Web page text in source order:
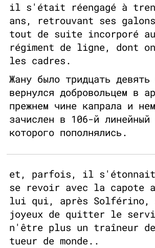
il s'était réengagé à
ans, retrouvant ses
tout de suite incorporé au
régiment de ligne, dont
les cadres.
Жану было тридцать
вернулся добровольцем в
прежнем чине капрала и
зачислен в 106-й
которого пополнялись.
et, parfois, il s'étonnait
se revoir avec la capote
lui qui, après
joyeux de quitter le
n'être plus un traîneur
tueur de monde..